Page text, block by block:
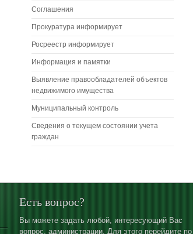
Соглашения
Прокуратура информирует
Росреестр информирует
Информация и памятки
Выявление правообладателей объектов
недвижимого имущества
Муниципальный контроль
Сведения о текущем состоянии учета
граждан
Есть вопрос?
Вы можете задать любой, интересующий Вас
вопрос, администрации. Для этого перейдите по